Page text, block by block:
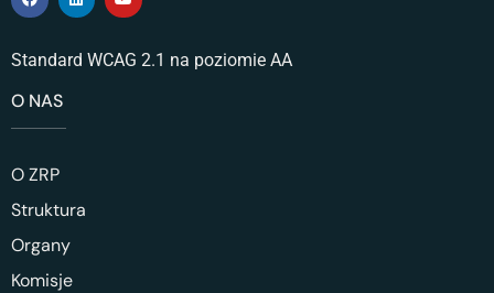
Standard WCAG 2.1 na poziomie AA
O NAS
O ZRP
Struktura
Organy
Komisje